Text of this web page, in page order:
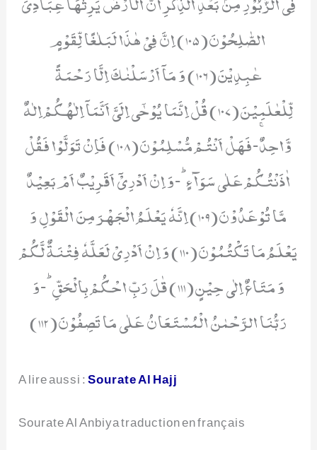
A lire aussi :Sourate Al Hajj
Sourate Al Anbiya traduction en français